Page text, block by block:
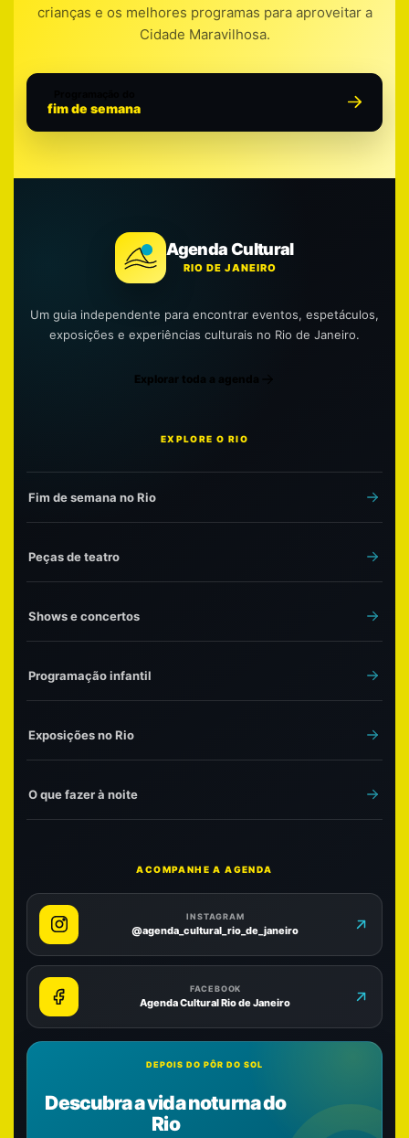
crianças e os melhores programas para aproveitar a
Cidade Maravilhosa.
fim de semana
Agenda Cultural
RIO DE JANEIRO
Um guia independente para encontrar eventos, espetáculos,
exposições e experiências culturais no Rio de Janeiro.
Explorar toda a agenda
EXPLORE O RIO
Fim de semana no Rio
Peças de teatro
Shows e concertos
Programação infantil
Exposições no Rio
O que fazer à noite
ACOMPANHE A AGENDA
INSTAGRAM
@agenda_cultural_rio_de_janeiro
FACEBOOK
Agenda Cultural Rio de Janeiro
DEPOIS DO PÔR DO SOL
Descubra a vida noturna do
Rio